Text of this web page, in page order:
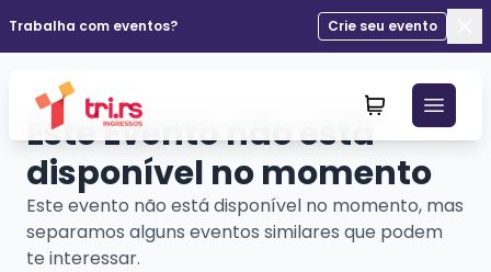
Trabalha com eventos?
Crie seu evento
Este Evento não está
disponível no momento
Este evento não está disponível no momento, mas
separamos alguns eventos similares que podem
te interessar.